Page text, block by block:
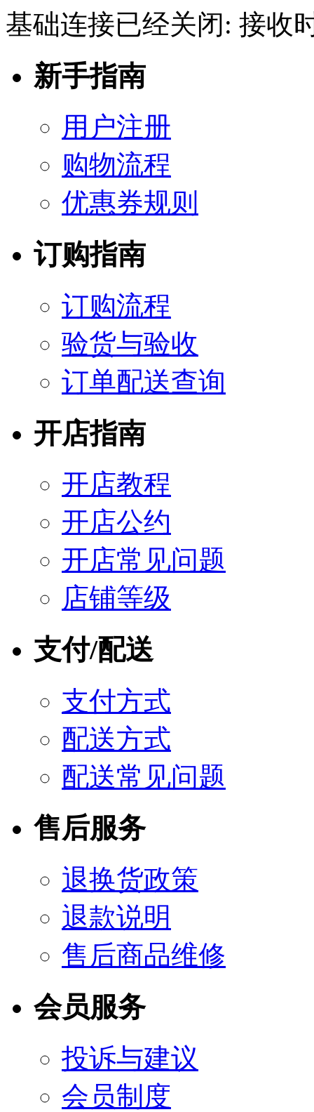
基础连接已经关闭: 接收
新手指南
用户注册
购物流程
优惠券规则
订购指南
订购流程
验货与验收
订单配送查询
开店指南
开店教程
开店公约
开店常见问题
店铺等级
支付/配送
支付方式
配送方式
配送常见问题
售后服务
退换货政策
退款说明
售后商品维修
会员服务
投诉与建议
会员制度